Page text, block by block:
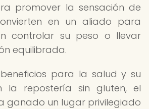
promover la sensación de
en un aliado para
controlar su peso o llevar
equilibrada.
para la salud y su
la repostería sin gluten, el
ganado un lugar privilegiado